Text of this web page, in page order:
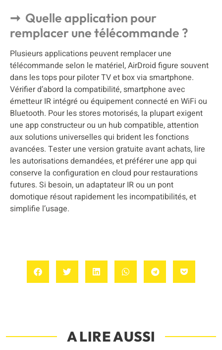
Quelle application pour
remplacer une télécommande ?
Plusieurs applications peuvent remplacer une
télécommande selon le matériel, AirDroid figure souvent
dans les tops pour piloter TV et box via smartphone.
Vérifier d’abord la compatibilité, smartphone avec
émetteur IR intégré ou équipement connecté en WiFi ou
Bluetooth. Pour les stores motorisés, la plupart exigent
une app constructeur ou un hub compatible, attention
aux solutions universelles qui brident les fonctions
avancées. Tester une version gratuite avant achats, lire
les autorisations demandées, et préférer une app qui
conserve la configuration en cloud pour restaurations
futures. Si besoin, un adaptateur IR ou un pont
domotique résout rapidement les incompatibilités, et
simplifie l’usage.
A LIRE AUSSI